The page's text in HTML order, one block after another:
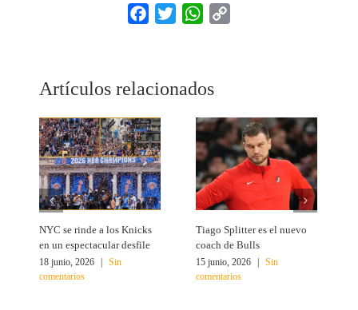
Facebook
Twitter WhatsApp
Artículos relacionados
NYC se rinde a los Knicks
en un espectacular desfile
18 junio, 2026
Sin
comentarios
Tiago Splitter es el nuevo
coach de Bulls
15 junio, 2026
Sin
comentarios